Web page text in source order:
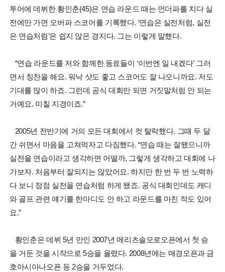
투어에 데뷔한 황인춘(45)은 연습 라운드 때는 언더파를 치다 실
전에만 가면 오버파 스코어를 기록했다. ‘연습은 실전처럼, 실전
은 연습처럼’은 쉽지 않은 경지다. 그는 이렇게 말했다.
“연습 라운드를 저와 함께한 동료들이 ‘이번엔 일 내겠다’ 그러
면서 칭찬을 해요. 워낙 샷도 좋고 스코어도 잘 나오니까요. 저도
기대를 많이 하죠. 그런데 공식 대회만 되면 거짓말처럼 안 되는
거예요. 미칠 지경이죠.”
2005년 전반기에 거의 모든 대회에서 컷 탈락했다. 그때 두 달
간 쉬면서 마음을 고쳐먹자고 다짐했다. “연습 때는 잘됐으니까
실전을 연습이라고 생각하면 어떨까, 그렇게 생각하고 대회에 나
가보자. 처음부터 잘되지는 않았어요. 하지만 한 번 두 번 노력하
다 보니 점점 실전을 연습처럼 하게 됐죠. 공식 대회인데도 캐디
와 골프 관련 얘기를 한마디도 안 하고 라운드를 마친 적도 있어
요.”
황인춘은 데뷔 5년 만인 2007년 메리츠솔모로오픈에서 첫 승
을 거둔 것을 시작으로 5승을 올렸다. 2008년에는 매경오픈과 금
호아시아나오픈 등 2승을 거두었다.